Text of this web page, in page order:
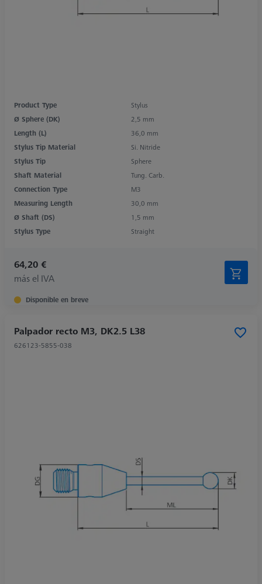
Product Type
Stylus
Ø Sphere (DK)
2,5 mm
Length (L)
36,0 mm
Stylus Tip Material
Si. Nitride
Stylus Tip
Sphere
Shaft Material
Tung. Carb.
Connection Type
M3
Measuring Length
30,0 mm
Ø Shaft (DS)
1,5 mm
Stylus Type
Straight
64,20 €
más el IVA
Disponible en breve
Palpador recto M3, DK2.5 L38
626123-5855-038